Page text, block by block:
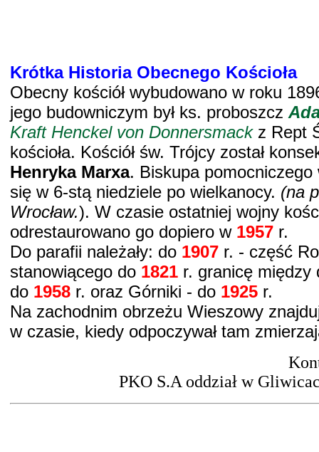
Krótka Historia Obecnego Kościoła
Obecny kościół wybudowano w roku
jego budowniczym był ks. proboszcz
Kraft Henckel von Donnersmackz Rept
kościoła. Kościół św. Trójcy został
Henryka Marxa. Biskupa pomocniczego
się w 6-stą niedziele po wielkanocy. (na
Wrocław.). W czasie ostatniej wojny
odrestaurowano go dopiero w1957 r.
Do parafii należały: do 1907 r. - część
stanowiącego do 1821 r. granicę między
do 1958 r. oraz Górniki - do 1925 r.
Na zachodnim obrzeżu Wieszowy
w czasie, kiedy odpoczywał tam
PKO S.A oddział w